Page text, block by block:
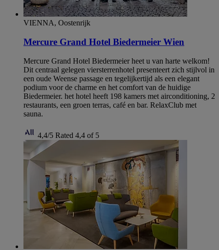
VIENNA, Oostenrijk
Mercure Grand Hotel Biedermeier Wien
Mercure Grand Hotel Biedermeier heet u van harte welkom!
Dit centraal gelegen viersterrenhotel presenteert zich stijlvol in
een oude Weense passage en tegelijkertijd als een elegant
podium voor de charme en het comfort van de huidige
Biedermeier. het hotel heeft 198 kamers met airconditioning, 2
restaurants, een groen terras, café en bar. RelaxClub met
sauna.
4,4/5 Rated 4,4 of 5